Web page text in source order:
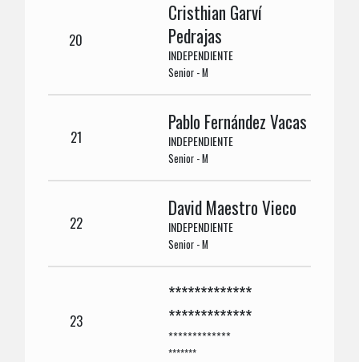
20
Cristhian Garví
Pedrajas
INDEPENDIENTE
Senior - M
21
Pablo Fernández Vacas
INDEPENDIENTE
Senior - M
22
David Maestro Vieco
INDEPENDIENTE
Senior - M
23
*************
*************
*************
*******